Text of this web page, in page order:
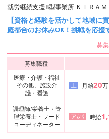
就労継続支援B型事業所 ＫＩＲＡ
【資格と経験を活かして地域に
庭都合のお休みOK！挑戦を応援
募
募集職種
医療・介護・福祉
その他、施設介
護・看護
正 月給20
調理師/栄養士・管
理栄養士・フード
コーディネーター
ア/パ 時給